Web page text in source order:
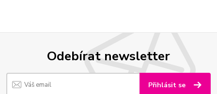
Odebírat newsletter
Přihlásit se